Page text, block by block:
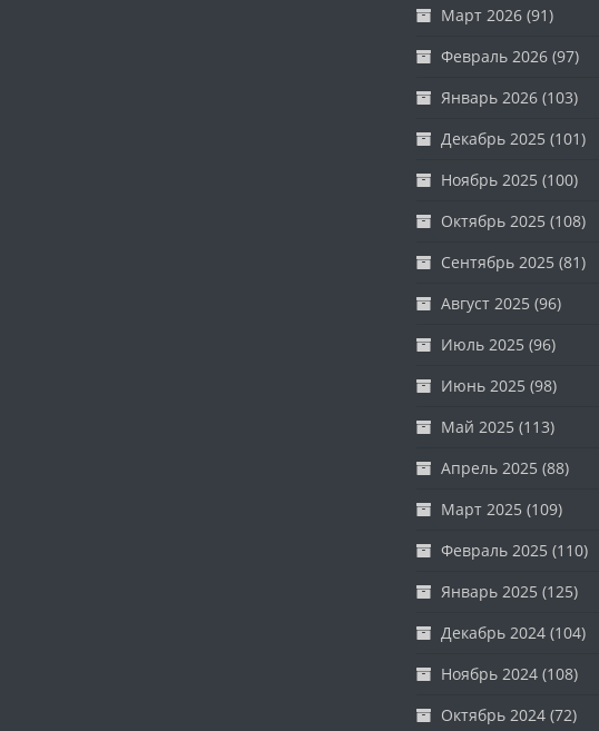
Март 2026(91)
Февраль 2026(97)
Январь 2026(103)
Декабрь 2025 (101)
Ноябрь 2025 (100)
Октябрь 2025 (108)
Сентябрь 2025 (81)
Август 2025 (96)
Июль 2025 (96)
Июнь 2025 (98)
Май 2025 (113)
Апрель 2025 (88)
Март 2025 (109)
Февраль 2025 (110)
Январь 2025 (125)
Декабрь 2024(104)
Ноябрь 2024(108)
Октябрь 2024(72)